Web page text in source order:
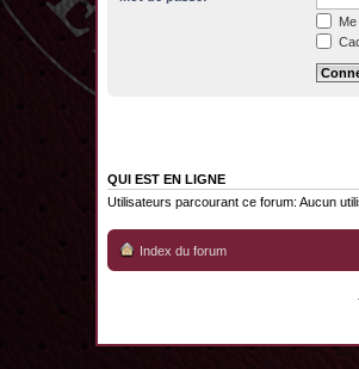
QUI EST EN LIGNE
Utilisateurs parcourant ce forum: Aucun
Index du forum